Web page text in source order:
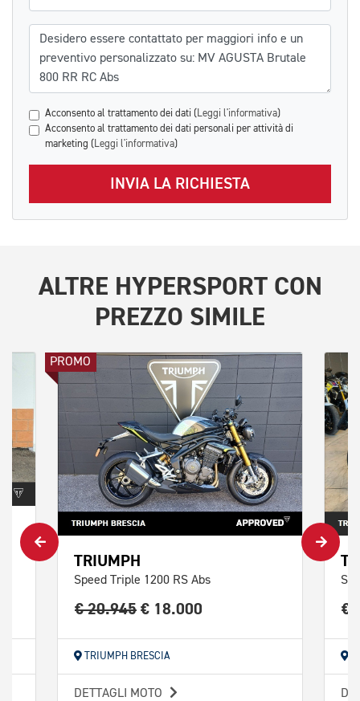
Messaggio
Acconsento al trattamento dei dati ( Leggi l'informativa)
Acconsento al trattamento dei dati personali per attività di
marketing ( Leggi l'informativa)
INVIA LA RICHIESTA
ALTRE HYPERSPORTCON
PREZZO SIMILE
PROMO
TRIUMPH
Speed Triple 1200 RS Abs
€ 20.945 € 18.000
TRIUMPH BRESCIA
DETTAGLI MOTO
€